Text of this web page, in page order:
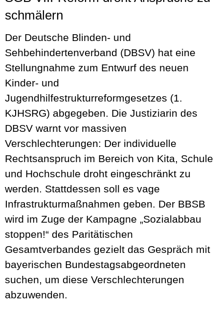
schmälern
Der Deutsche Blinden- und
Sehbehindertenverband (DBSV) hat eine
Stellungnahme zum Entwurf des neuen
Kinder- und
Jugendhilfestrukturreformgesetzes (1.
KJHSRG) abgegeben. Die Justiziarin des
DBSV warnt vor massiven
Verschlechterungen: Der individuelle
Rechtsanspruch im Bereich von Kita, Schule
und Hochschule droht eingeschränkt zu
werden. Stattdessen soll es vage
Infrastrukturmaßnahmen geben. Der BBSB
wird im Zuge der Kampagne „Sozialabbau
stoppen!“ des Paritätischen
Gesamtverbandes gezielt das Gespräch mit
bayerischen Bundestagsabgeordneten
suchen, um diese Verschlechterungen
abzuwenden.